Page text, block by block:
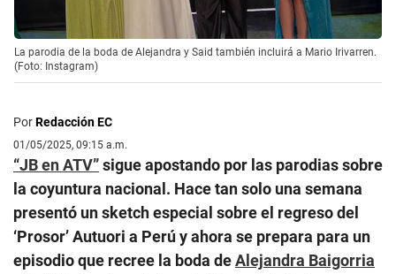
La parodia de la boda de Alejandra y Said también incluirá a Mario Irivarren.
(Foto: Instagram)
PorRedacción EC
01/05/2025, 09:15 a.m.
“JB en ATV”sigue apostando por las parodias sobre
la coyuntura nacional. Hace tan solo una semana
presentó un sketch especial sobre el regreso del
‘Prosor’ Autuori a Perú y ahora se prepara para un
episodio que recree la boda deAlejandra Baigorria